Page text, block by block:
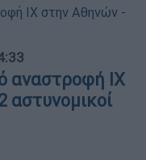
αναστροφή ΙΧ
αστυνομικοί